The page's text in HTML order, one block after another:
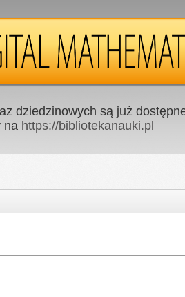
dziedzinowych są już
na https://bibliotekanauki.pl